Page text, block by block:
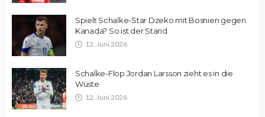
Spielt Schalke-Star Dzeko mit Bosnien gegen
Kanada? So ist der Stand
12. Juni 2026
Schalke-Flop Jordan Larsson zieht es in die
Wüste
12. Juni 2026